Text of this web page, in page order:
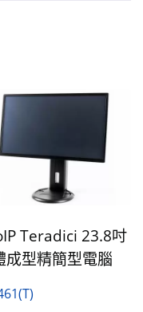
Teradici 23.8吋
成型精簡型電腦